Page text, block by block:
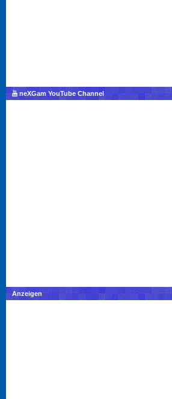
neXGam YouTube Channel
Anzeigen